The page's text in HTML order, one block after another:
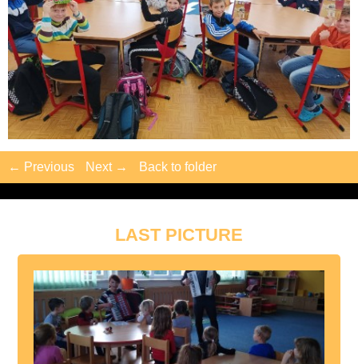
← Previous Next → Back to folder
LAST PICTURE